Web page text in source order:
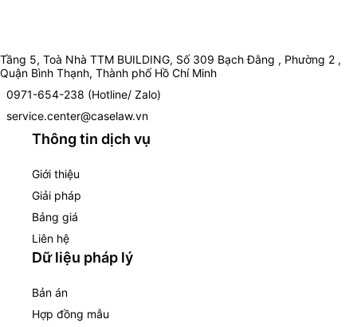
Tầng 5, Toà Nhà TTM BUILDING, Số 309 Bạch Đằng , Phường 2 ,
Quận Bình Thạnh, Thành phố Hồ Chí Minh
0971-654-238 (Hotline/ Zalo)
service.center@caselaw.vn
Thông tin dịch vụ
Giới thiệu
Giải pháp
Bảng giá
Liên hệ
Dữ liệu pháp lý
Bản án
Hợp đồng mẫu